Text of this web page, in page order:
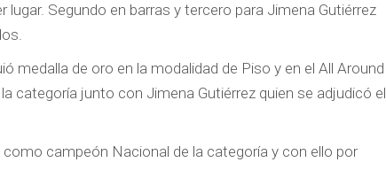
Segundo en barras y tercero para Jimena Gutiérrez
medalla de oro en la modalidad de Piso y en el All Around
categoría junto con Jimena Gutiérrez quien se adjudicó el
campeón Nacional de la categoría y con ello por